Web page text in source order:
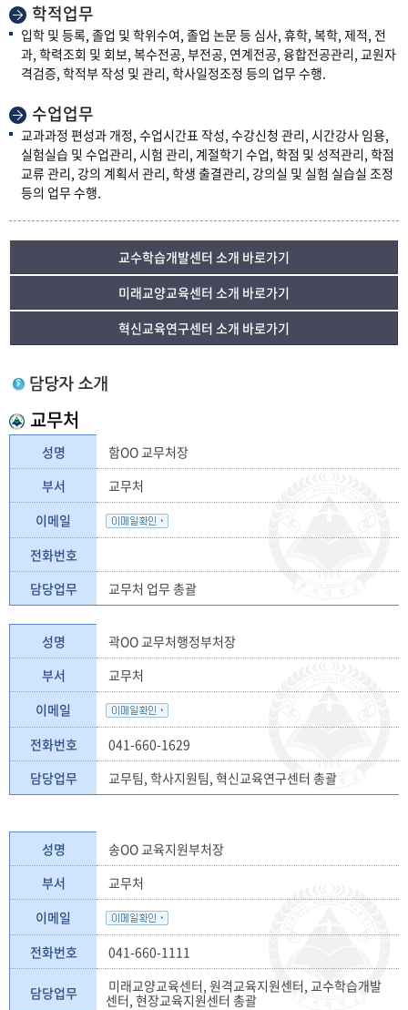
학적업무
입학 및 등록, 졸업 및 학위수여, 졸업 논문 등 심사, 휴학, 복학, 제적, 전
과, 학력조회 및 회보, 복수전공, 부전공, 연계전공, 융합전공관리, 교원자
격검증, 학적부 작성 및 관리, 학사일정조정 등의 업무 수행.
수업업무
교과과정 편성과 개정, 수업시간표 작성, 수강신청 관리, 시간강사 임용,
실험실습 및 수업관리, 시험 관리, 계절학기 수업, 학점 및 성적관리, 학점
교류 관리, 강의 계획서 관리, 학생 출결관리, 강의실 및 실험 실습실 조정
등의 업무 수행.
교수학습개발센터 소개 바로가기
미래교양교육센터 소개 바로가기
혁신교육연구센터 소개 바로가기
교무처
성명
함OO 교무처장
부서
교무처
이메일
전화번호
담당업무
교무처 업무 총괄
성명
곽OO 교무처행정부처장
부서
교무처
이메일
전화번호
041-660-1629
담당업무
교무팀, 학사지원팀, 혁신교육연구센터 총괄
성명
송OO 교육지원부처장
부서
교무처
이메일
전화번호
041-660-1111
담당업무
미래교양교육센터, 원격교육지원센터, 교수학습개발
센터, 현장교육지원센터 총괄